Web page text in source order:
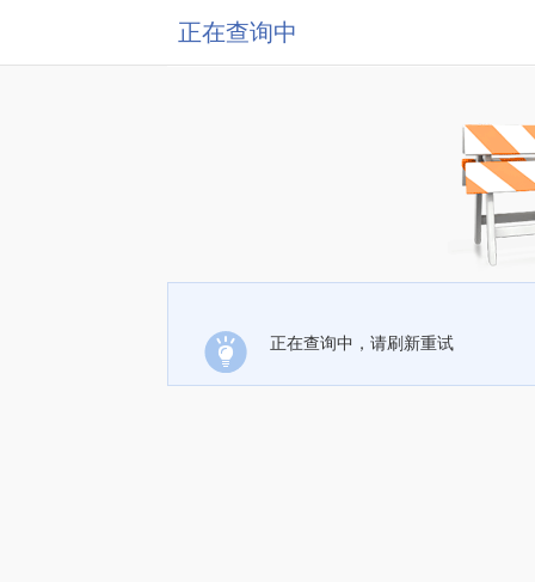
正在查询中
正在查询中，请刷新重试